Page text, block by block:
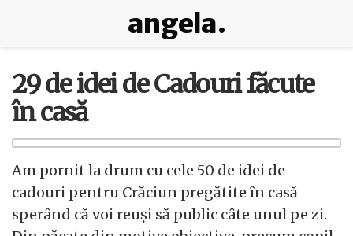
angela.
29 de idei de Cadouri făcute
în casă
Am pornit la drum cu cele 50 de idei de
cadouri pentru Crăciun pregătite în casă
sperând că voi reuşi să public câte unul pe zi.